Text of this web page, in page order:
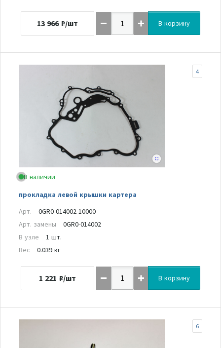
13 966 ₽/шт В корзину
В наличии
прокладка левой крышки картера
4
Арт.
0GR0-014002-10000
Арт. замены
0GR0-014002
В узле
1 шт.
Вес
0.039 кг
1 221 ₽/шт В корзину
6